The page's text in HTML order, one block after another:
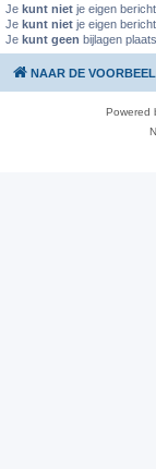
Je kunt niet je eigen
Je kunt niet je eigen
Je kunt geen bijlagen
NAAR DE
Powered